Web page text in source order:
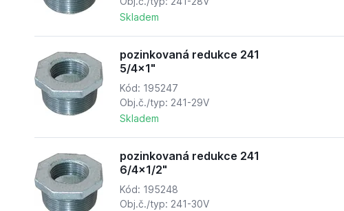
Skladem
pozinkovaná redukce 241
5/4x1"
Kód: 195247
Obj.č./typ: 241-29V
Skladem
pozinkovaná redukce 241
6/4x1/2"
Kód: 195248
Obj.č./typ: 241-30V